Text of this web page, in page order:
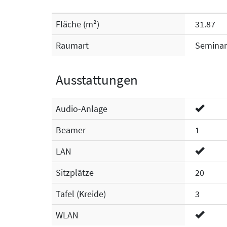
Fläche (m²)
31.87
Raumart
Ausstattungen
Audio-Anlage
Beamer
1
LAN
Sitzplätze
20
Tafel (Kreide)
3
WLAN